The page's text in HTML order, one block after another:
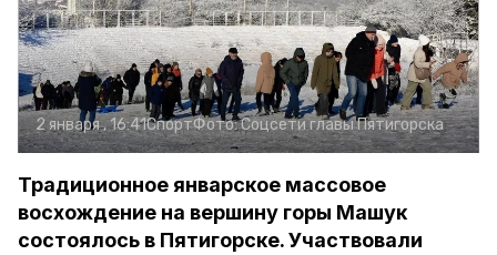
2 января , 16:41СпортФото:Соцсети главы Пятигорска
Традиционное январское массовое
восхождение на вершину горы Машук
состоялось в Пятигорске. Участвовали